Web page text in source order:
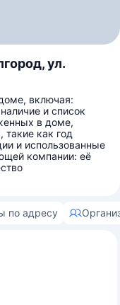
ул.
включая:
и список
в доме,
такие как год
и использованные
компании: её
по адресу